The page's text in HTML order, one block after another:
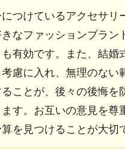
つけているアクセサリ
なファッションブラン
も有効です。また、結婚
慮に入れ、無理のない
ことが、後々の後悔を
す。お互いの意見を尊
を見つけることが大切